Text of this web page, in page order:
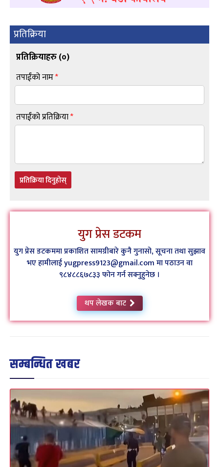
प्रतिक्रिया
प्रतिक्रियाहरु (०)
तपाईंको नाम*
तपाईंको प्रतिक्रिया*
प्रतिक्रिया दिनुहोस्
युग प्रेस डटकम
युग प्रेस डटकममा प्रकाशित सामग्रीबारे कुनै गुनासो, सूचना तथा सुझाव
भए हामीलाई yugpress9123@gmail.com मा पठाउन वा
९८४८८६७८३३ फोन गर्न सक्नुहुनेछ ।
थप लेखक बाट
सम्बन्धित खबर